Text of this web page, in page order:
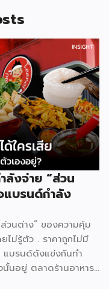
ลังจ่าย “ส่วน
บรนด์กำลัง
วนต่าง” ของความคุ้ม
ไม่รู้ตัว . ราคาถูกไม่มี
แบรนด์ดังแข่งกันทำ
นั้นอยู่ ตลาดร้านอาหาร